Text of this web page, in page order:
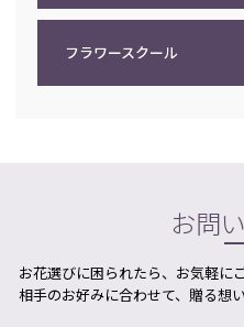
フラワースクール
お問
お花選びに困られたら、お気軽に
相手のお好みに合わせて、贈る想